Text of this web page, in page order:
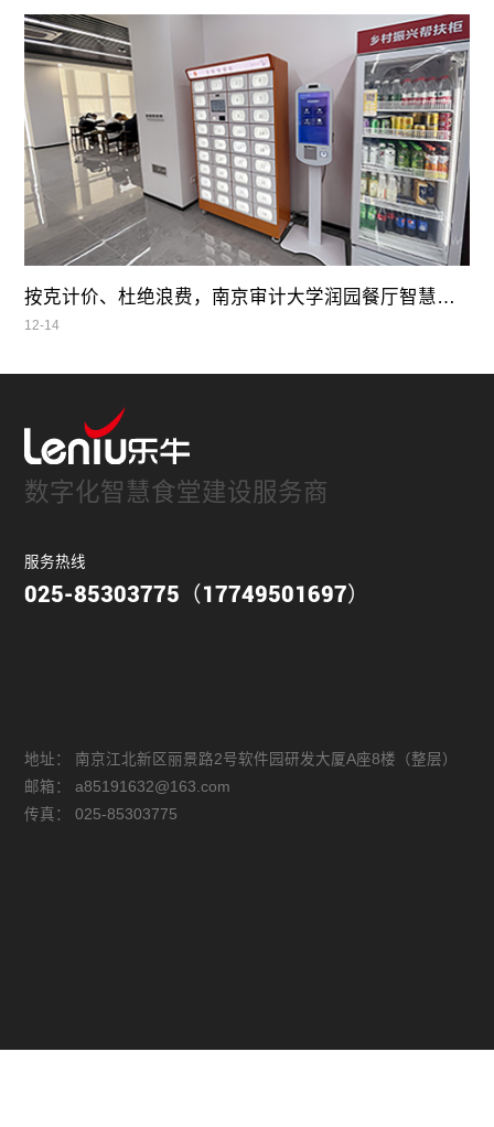
按克计价、杜绝浪费，南京审计大学润园餐厅智慧自助餐
12-14
数字化智慧食堂建设服务商
服务热线
025-85303775（17749501697）
地址：
南京江北新区丽景路2号软件园研发大厦A座8楼（整层）
邮箱：
a85191632@163.com
传真：
025-85303775